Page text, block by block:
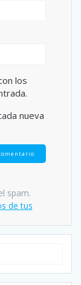
los
nueva
spam.
de tus